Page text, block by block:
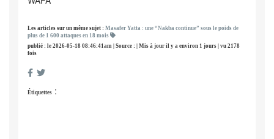
Les articles sur un même sujet : Masafer Yatta : une “Nakba continue” sous le poids de
plus de 1 600 attaques en 18 mois
publié : le 2026-05-18 08:46:41am | Source : | Mis à jour il y a environ 1 jours | vu 2178
fois
Étiquettes :